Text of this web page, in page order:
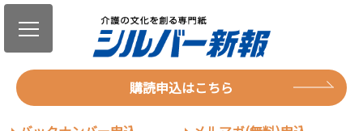
購読申込はこちら